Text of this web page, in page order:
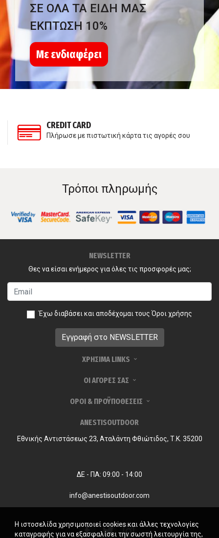
ΣΕ ΟΛΑ ΤΑ ΕΙΔΗ ΜΑΣ
ΕΚΠΤΩΣΗ 10%
Με ενδιαφέρει
CREDIT CARD
Πλήρωσε με πιστωτική κάρτα τις αγορές σου
Τρόποι πληρωμής
NEWSLETTER
Θες να είσαι ενήμερος για όλες τις προσφορές μας;
Έχω διαβάσει και αποδέχομαι τους Όροι χρήσης
ΧΡΗΣΙΜΑ LINKS
ΟΙ ΑΓΟΡΕΣ ΣΑΣ
ΟΡΟΙ & ΠΡΟΫΠΟΘΕΣΕΙΣ
ANESTISOUTDOOR
Εθνικής Αντιστάσεως 23, Αταλάντη Φθιώτιδος, Τ.Κ. 35200
ΔΕ - ΠΑ: 09:00 - 14:00
info@anestisoutdoor.com
Η ιστοσελίδα χρησιμοποιεί cookies και άλλες τεχνολογίες
καταγραφής για να εξασφαλίσει την σωστή λειτουργία της,